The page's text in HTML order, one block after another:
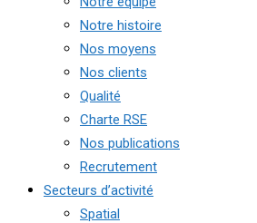
Notre histoire
Nos moyens
Nos clients
Qualité
Charte RSE
Nos publications
Recrutement
Secteurs d’activité
Spatial